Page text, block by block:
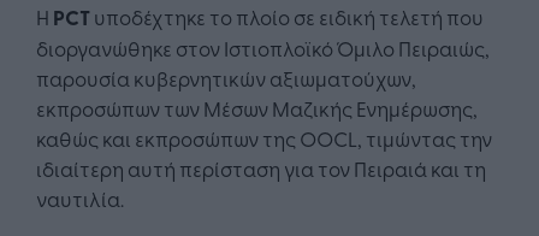
H PCTυποδέχτηκε το πλοίο σε ειδική τελετή που
διοργανώθηκε στον Ιστιοπλοϊκό Όμιλο Πειραιώς,
παρουσία κυβερνητικών αξιωματούχων,
εκπροσώπων των Μέσων Μαζικής Ενημέρωσης,
καθώς και εκπροσώπων της OOCL, τιμώντας την
ιδιαίτερη αυτή περίσταση για τον Πειραιά και τη
ναυτιλία.